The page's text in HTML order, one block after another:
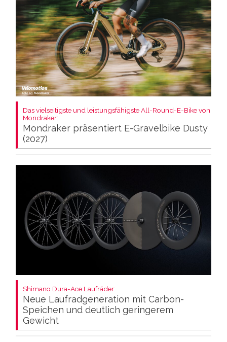
Das vielseitigste und leistungsfähigste All-Round-E-Bike von
Mondraker:
Mondraker präsentiert E-Gravelbike Dusty
(2027)
Shimano Dura-Ace Laufräder:
Neue Laufradgeneration mit Carbon-
Speichen und deutlich geringerem
Gewicht